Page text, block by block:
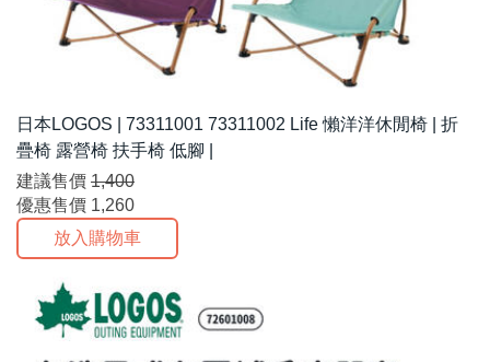
日本LOGOS | 73311001 73311002 Life 懶洋洋休閒椅 | 折
疊椅 露營椅 扶手椅 低腳 |
建議售價 1,400
優惠售價 1,260
放入購物車